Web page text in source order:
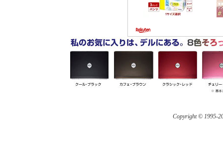
Copyright © 1995-